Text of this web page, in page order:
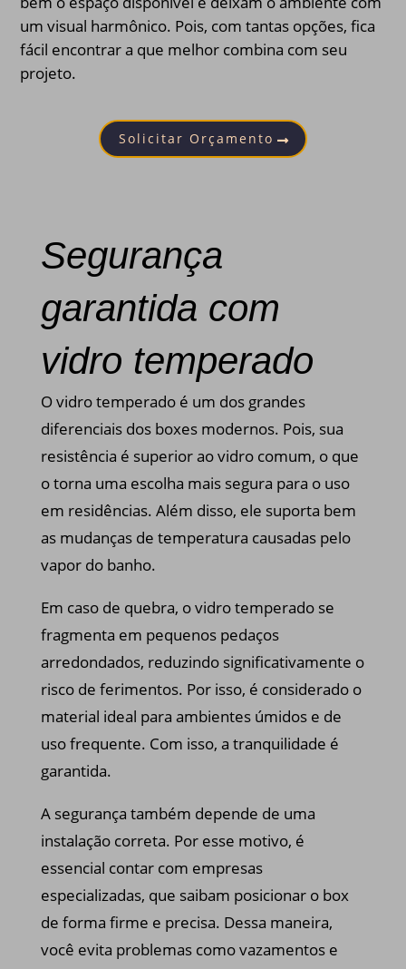
um visual harmônico. Pois, com tantas opções, fica
fácil encontrar a que melhor combina com seu
projeto.
Solicitar Orçamento
Segurança
garantida com
vidro temperado
O vidro temperado é um dos grandes
diferenciais dos boxes modernos. Pois, sua
resistência é superior ao vidro comum, o que
o torna uma escolha mais segura para o uso
em residências. Além disso, ele suporta bem
as mudanças de temperatura causadas pelo
vapor do banho.
Em caso de quebra, o vidro temperado se
fragmenta em pequenos pedaços
arredondados, reduzindo significativamente o
risco de ferimentos. Por isso, é considerado o
material ideal para ambientes úmidos e de
uso frequente. Com isso, a tranquilidade é
garantida.
A segurança também depende de uma
instalação correta. Por esse motivo, é
essencial contar com empresas
especializadas, que saibam posicionar o box
de forma firme e precisa. Dessa maneira,
você evita problemas como vazamentos e